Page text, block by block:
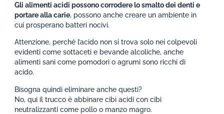
Gli alimenti acidi possono corrodere lo smalto dei denti e
portare alla carie, possono anche creare un ambiente in
cui prosperano batteri nocivi.
Attenzione, perché l’acido non si trova solo nei colpevoli
evidenti come sottaceti e bevande alcoliche, anche
alimenti sani come pomodori o agrumi sono ricchi di
acido.
Bisogna quindi eliminare anche questi?
No, qui il trucco è abbinare cibi acidi con cibi
neutralizzanti come pollo o manzo magro.